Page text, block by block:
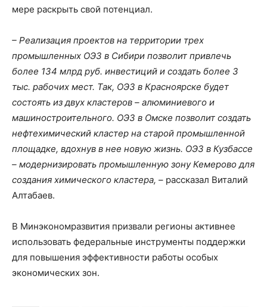
мере раскрыть свой потенциал.
– Реализация проектов на территории трех
промышленных ОЭЗ в Сибири позволит привлечь
более 134 млрд руб. инвестиций и создать более 3
тыс. рабочих мест. Так, ОЭЗ в Красноярске будет
состоять из двух кластеров – алюминиевого и
машиностроительного. ОЭЗ в Омске позволит создать
нефтехимический кластер на старой промышленной
площадке, вдохнув в нее новую жизнь. ОЭЗ в Кузбассе
– модернизировать промышленную зону Кемерово для
создания химического кластера, – рассказал Виталий
Алтабаев.
В Минэкономразвития призвали регионы активнее
использовать федеральные инструменты поддержки
для повышения эффективности работы особых
экономических зон.